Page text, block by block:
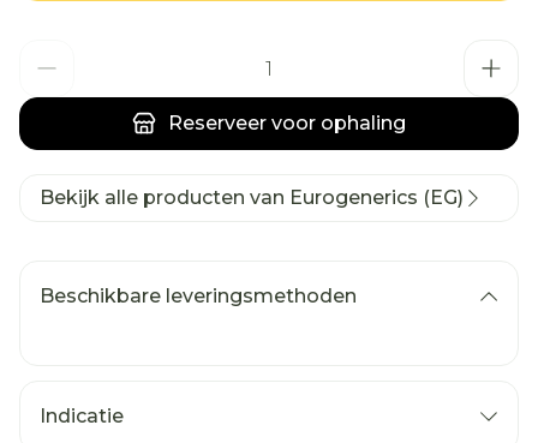
Reserveer voor ophaling
Bekijk alle producten van Eurogenerics (EG)
Beschikbare leveringsmethoden
Indicatie